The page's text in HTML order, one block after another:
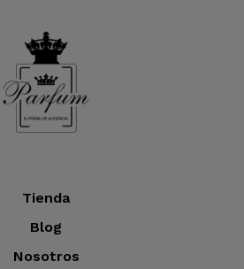
Tienda
Blog
Nosotros